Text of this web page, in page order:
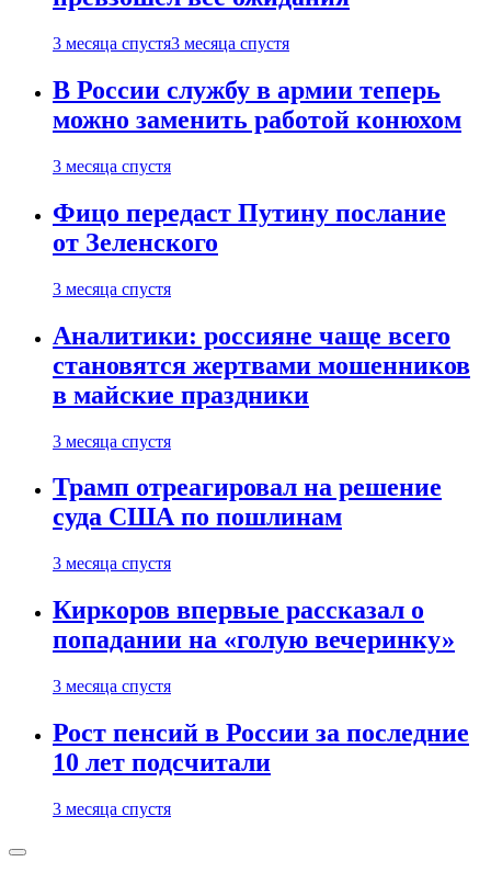
3 месяца спустя3 месяца спустя
В России службу в армии теперь
можно заменить работой конюхом
3 месяца спустя
Фицо передаст Путину послание
от Зеленского
3 месяца спустя
Аналитики: россияне чаще всего
становятся жертвами мошенников
в майские праздники
3 месяца спустя
Трамп отреагировал на решение
суда США по пошлинам
3 месяца спустя
Киркоров впервые рассказал о
попадании на «голую вечеринку»
3 месяца спустя
Рост пенсий в России за последние
10 лет подсчитали
3 месяца спустя